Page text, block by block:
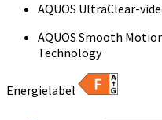
AQUOS UltraClear-
AQUOS Smooth
Technology
Energielabel